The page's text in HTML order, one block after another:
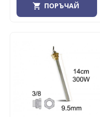
ПОРЪЧАЙ